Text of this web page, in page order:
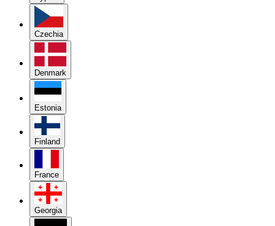
Czechia
Denmark
Estonia
Finland
France
Georgia